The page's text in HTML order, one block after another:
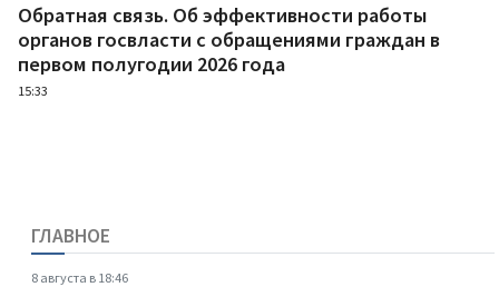
Обратная связь. Об эффективности работы
органов госвласти с обращениями граждан в
первом полугодии 2026 года
15:33
ГЛАВНОЕ
8 августа в 18:46